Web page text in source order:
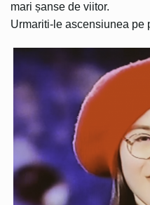
mari șanse de viitor.
Urmariti-le ascensiunea pe